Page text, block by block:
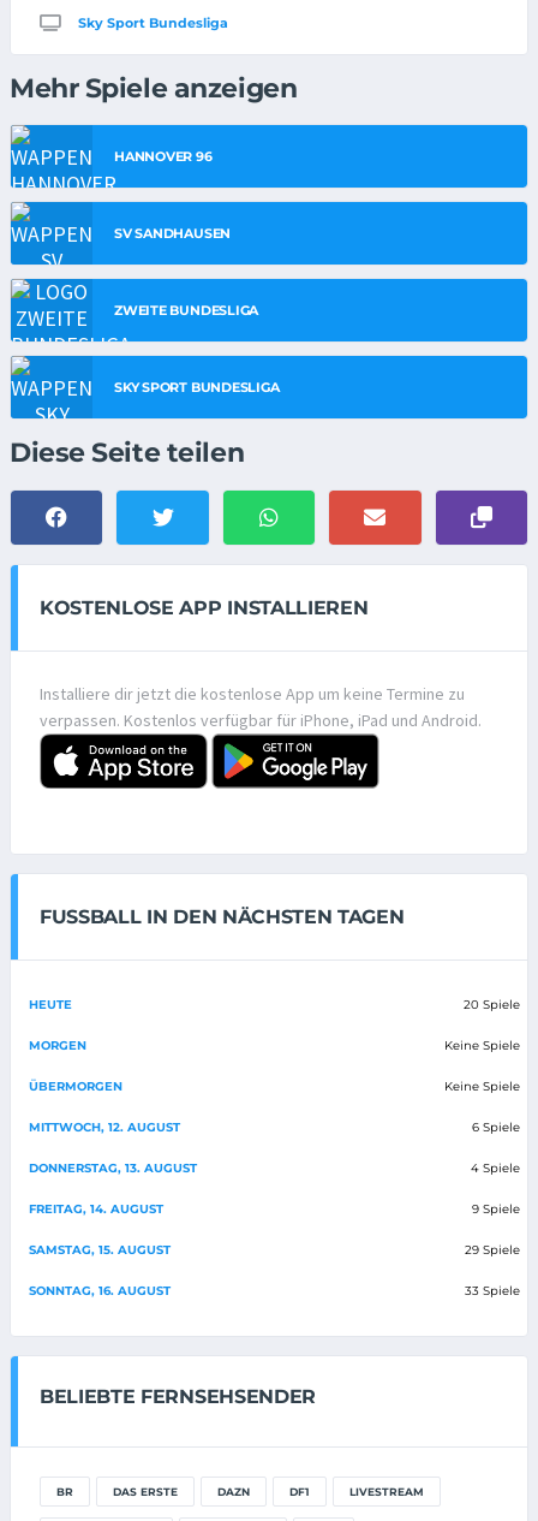
Sky Sport Bundesliga
Mehr Spiele anzeigen
HANNOVER 96
SV SANDHAUSEN
ZWEITE BUNDESLIGA
SKY SPORT BUNDESLIGA
Diese Seite teilen
KOSTENLOSE APP INSTALLIEREN
Installiere dir jetzt die kostenlose App um keine Termine zu
verpassen. Kostenlos verfügbar für iPhone, iPad und Android.
FUSSBALL IN DEN NÄCHSTEN TAGEN
HEUTE 20 Spiele
MORGEN Keine Spiele
ÜBERMORGEN Keine Spiele
MITTWOCH, 12. AUGUST 6 Spiele
DONNERSTAG, 13. AUGUST 4 Spiele
FREITAG, 14. AUGUST 9 Spiele
SAMSTAG, 15. AUGUST 29 Spiele
SONNTAG, 16. AUGUST 33 Spiele
BELIEBTE FERNSEHSENDER
BR DAS ERSTE DAZN DF1 LIVESTREAM